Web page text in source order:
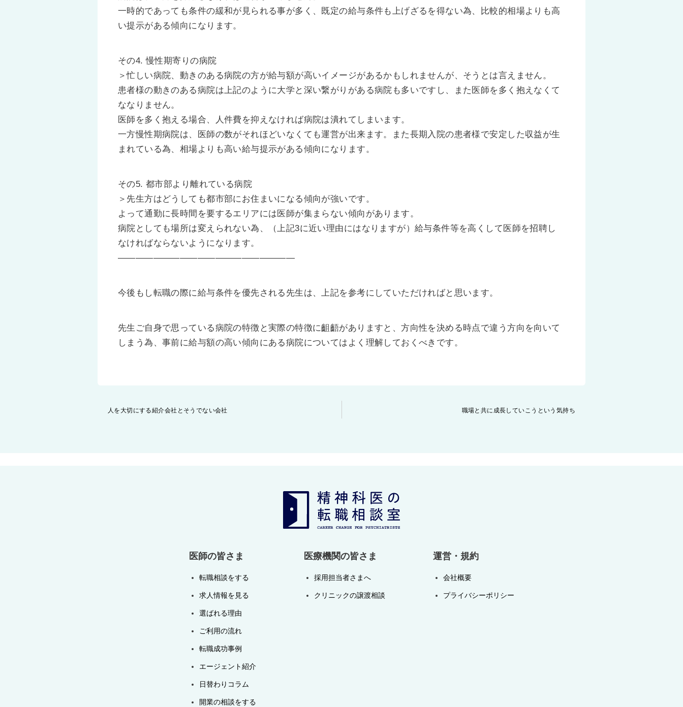
一時的であっても条件の緩和が見られる事が多く、既定の給与条件も上げざるを得ない為、比較的相場よりも高
い提示がある傾向になります。
その4. 慢性期寄りの病院
＞忙しい病院、動きのある病院の方が給与額が高いイメージがあるかもしれませんが、そうとは言えません。
患者様の動きのある病院は上記のように大学と深い繋がりがある病院も多いですし、また医師を多く抱えなくて
ななりません。
医師を多く抱える場合、人件費を抑えなければ病院は潰れてしまいます。
一方慢性期病院は、医師の数がそれほどいなくても運営が出来ます。また長期入院の患者様で安定した収益が生
まれている為、相場よりも高い給与提示がある傾向になります。
その5. 都市部より離れている病院
＞先生方はどうしても都市部にお住まいになる傾向が強いです。
よって通勤に長時間を要するエリアには医師が集まらない傾向があります。
病院としても場所は変えられない為、（上記3に近い理由にはなりますが）給与条件等を高くして医師を招聘し
なければならないようになります。
————————————————————
今後もし転職の際に給与条件を優先される先生は、上記を参考にしていただければと思います。
先生ご自身で思っている病院の特徴と実際の特徴に齟齬がありますと、方向性を決める時点で違う方向を向いて
しまう為、事前に給与額の高い傾向にある病院についてはよく理解しておくべきです。
人を大切にする紹介会社とそうでない会社 職場と共に成長していこうという気持ち
医師の皆さま
転職相談をする
求人情報を見る
選ばれる理由
ご利用の流れ
転職成功事例
エージェント紹介
日替わりコラム
開業の相談をする
医療機関の皆さま
採用担当者さまへ
クリニックの譲渡相談
運営・規約
会社概要
プライバシーポリシー